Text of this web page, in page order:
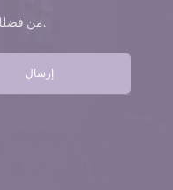
من فضلك تابع القراءة، ابق على اطلاع، اشترك، ونحن نرحب بك لتخبرنا برأيك.
إرسال